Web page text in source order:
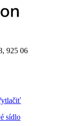
925 06
sídlo